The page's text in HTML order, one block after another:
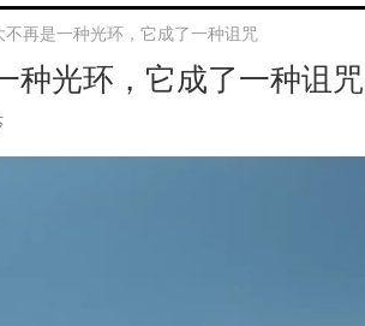
不再是一种光环，它成了一种诅咒
种光环，它成了一种诅咒